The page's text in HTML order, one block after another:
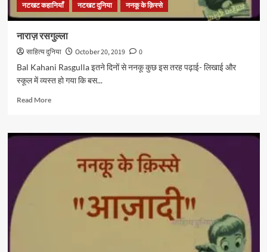
नटखट कहानियाँ नटखट दुनिया ननकू के क़िस्से
नाराज़ रसगुल्ला
साहित्य दुनिया October 20, 2019
0
Bal Kahani Rasgulla इतने दिनों से ननकू कुछ इस तरह पढ़ाई- लिखाई और
स्कूल में व्यस्त हो गया कि बस...
Read MoreRead
नाराज़
रसगुल्ला